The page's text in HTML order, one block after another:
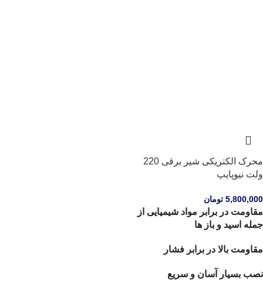
محرک الکتریکی شیر برقی 220
ولت نیوپایپ
5,800,000 تومان
مقاومت در برابر مواد شیمیایی از
جمله اسید و باز ها
مقاومت بالا در برابر فشار
نصب بسیار آسان و سریع